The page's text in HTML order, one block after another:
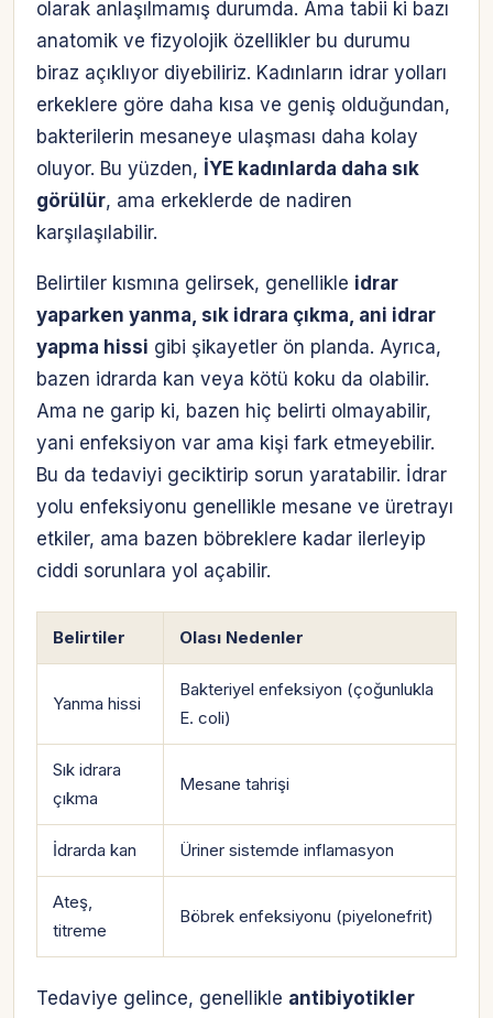
olarak anlaşılmamış durumda. Ama tabii ki bazı
anatomik ve fizyolojik özellikler bu durumu
biraz açıklıyor diyebiliriz. Kadınların idrar yolları
erkeklere göre daha kısa ve geniş olduğundan,
bakterilerin mesaneye ulaşması daha kolay
oluyor. Bu yüzden, İYE kadınlarda daha sık
görülür, ama erkeklerde de nadiren
karşılaşılabilir.
Belirtiler kısmına gelirsek, genellikle idrar
yaparken yanma, sık idrara çıkma, ani idrar
yapma hissi gibi şikayetler ön planda. Ayrıca,
bazen idrarda kan veya kötü koku da olabilir.
Ama ne garip ki, bazen hiç belirti olmayabilir,
yani enfeksiyon var ama kişi fark etmeyebilir.
Bu da tedaviyi geciktirip sorun yaratabilir. İdrar
yolu enfeksiyonu genellikle mesane ve üretrayı
etkiler, ama bazen böbreklere kadar ilerleyip
ciddi sorunlara yol açabilir.
Belirtiler Olası Nedenler
Yanma hissi
Bakteriyel enfeksiyon (çoğunlukla
E. coli)
Sık idrara
çıkma
Mesane tahrişi
İdrarda kan Üriner sistemde inflamasyon
Ateş,
titreme
Böbrek enfeksiyonu (piyelonefrit)
Tedaviye gelince, genellikle antibiyotikler